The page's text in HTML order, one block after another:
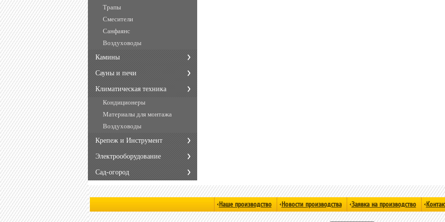
Трапы
Смесители
Санфаянс
Воздуховоды
Камины
Сауны и печи
Климатическая техника
Кондиционеры
Материалы для монтажа
Воздуховоды
Крепеж и Инструмент
Электрооборудование
Сад-огород
Наше производство Новости производства Заявка на производство